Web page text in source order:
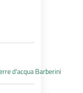
d'acqua Barberini